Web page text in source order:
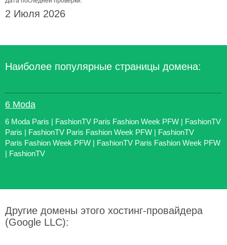
2 Июля 2026
Наиболее популярные страницы домена:
6 Moda
6 Moda Paris | FashionTV Paris Fashion Week PFW | FashionTV
Paris | FashionTV Paris Fashion Week PFW | FashionTV
Paris Fashion Week PFW | FashionTV Paris Fashion Week PFW
| FashionTV
Другие домены этого хостинг-провайдера
(Google LLC):